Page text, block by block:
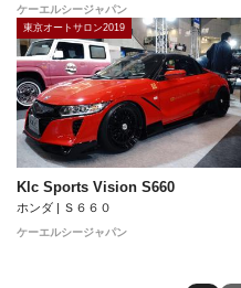
ケーエルシージャパン
東京オートサロン2019
Klc Sports Vision S660
ホンダ | Ｓ６６０
ケーエルシージャパン